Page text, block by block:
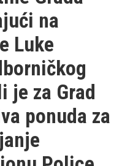
na
Luke
je za Grad
ponuda za